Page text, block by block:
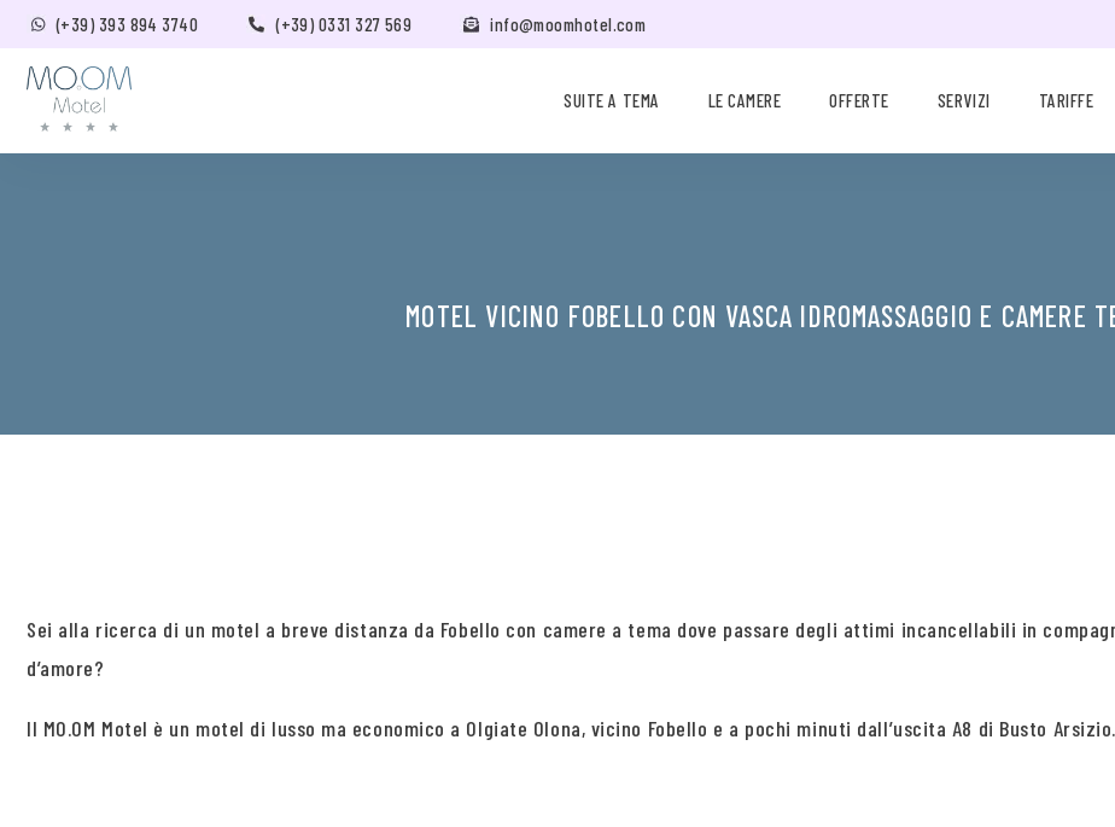
(+39) 393 894 3740 (+39) 0331 327 569 info@moomhotel.com
SUITE A TEMA LE CAMERE OFFERTE SERVIZI TARIFFE
MOTEL VICINO FOBELLO CON VASCA IDROMASSAGGIO E CAMERE
Sei alla ricerca di un motel a breve distanza da Fobello con camere a tema dove passare degli attimi incancellabili in
d’amore?
Il MO.OM Motel è un motel di lusso ma economico a Olgiate Olona, vicino Fobello e a pochi minuti dall’uscita A8 di Busto Arsizio.